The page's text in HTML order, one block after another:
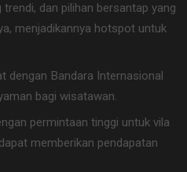
dan pilihan bersantap yang
menjadikannya hotspot untuk
dengan Bandara Internasional
bagi wisatawan.
permintaan tinggi untuk vila
memberikan pendapatan